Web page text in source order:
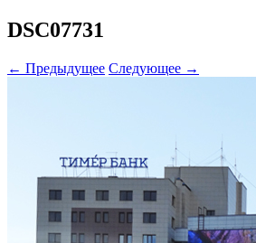
DSC07731
← Предыдущее Следующее →